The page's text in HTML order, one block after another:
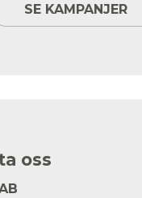
SE KAMPANJER
oss